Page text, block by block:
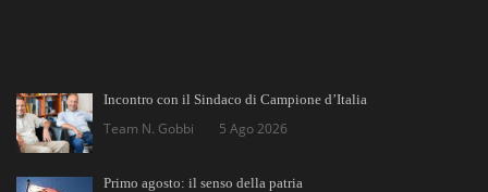
Incontro con il Sindaco di Campione d’Italia
Team N. Gobbi 5 Ago 2026
Primo agosto: il senso della patria